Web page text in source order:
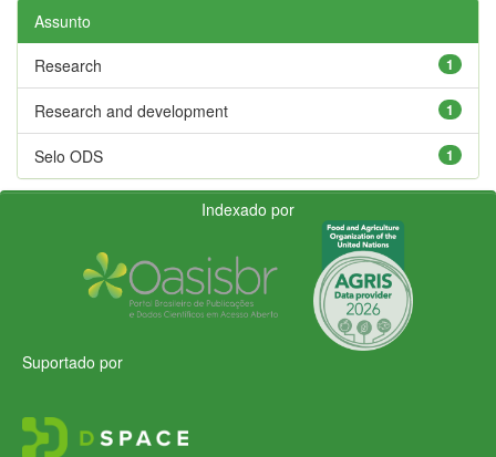
Assunto
1
Research
1
Research and development
1
Selo ODS
Indexado por
Suportado por